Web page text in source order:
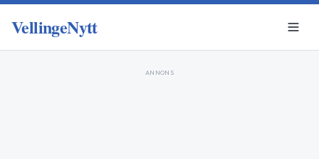
VellingeNytt
ANNONS